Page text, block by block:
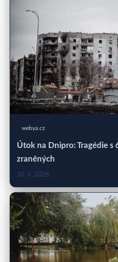
webya.cz
Útok na Dnipro: Tragédie s
zraněných
30. 6. 2026